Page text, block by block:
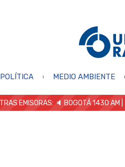
POLÍTICA MEDIO AMBIENTE
EMISORAS: 🔈 BOGOTÁ 1430 AM